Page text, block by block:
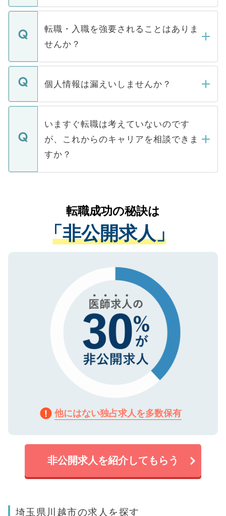
ます。通常、5営業日以内にはご連絡をせて
いただきますので、しばらくお待ちくださ
マイナビDOCTORで取り扱っている求人の
うち約3割は、Webサイトからご覧いただ
けない「非公開求人」です。非公開求人は
下記の理由によって、一般には公開してい
ません。
■応募殺到を避けるため 人気のある医療機
関を公にしてしまうと、応募が殺到する場
に、医療機関が求める条件に合った人材の
みを人材紹介会社に依頼するケースが増え
ています。
転職・入職を強要されることはありま
せんか？
転職・入職を強要することは一切ありませ
ん。また、仮に応募先から内定をいただい
定を承諾する必要はありません。内定先へ
の辞退の連絡はキャリアパートナーが行い
個人情報は漏えいしませんか？
個人情報が漏えいすることはありませんの
で、ご安心ください。当サイトからの登録
などで収集したご登録者様の個人情報は、
ご本人のキャリアアップおよび転職活動の
支援を目的に使用いたします。お預かりし
ているすべての個人データはご本人の許可
は、個人情報の取り扱いについての厳密な
管理基準を満たした事業者のみに付与され
る、プライバシーマークを取得済みです。
で、機密保持に関してもご安心ください。
いますぐ転職は考えていないのです
が、これからのキャリアを相談できま
すか？
かがいして、現在の医療機関の状況や紹介
経験をまじえながら、適切なアドバイスを
させていただきます。すぐにご転職をされ
ない方には、長期的なサポートが可能です
ので、まずはご登録ください。
転職成功の秘訣は
「非公開求人」
他にはない独占求人を多数保有
非公開求人を紹介してもらう
埼玉県川越市の求人を探す